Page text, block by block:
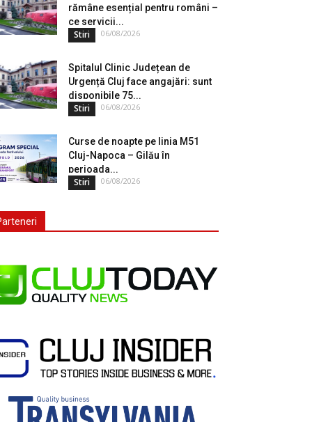
rămâne esențial pentru români –
ce servicii...
Stiri 06/08/2026
Spitalul Clinic Județean de
Urgență Cluj face angajări: sunt
disponibile 75...
Stiri 06/08/2026
Curse de noapte pe linia M51
Cluj-Napoca – Gilău în
perioada...
Stiri 06/08/2026